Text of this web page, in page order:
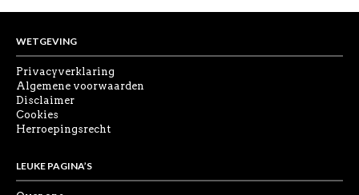
WETGEVING
Privacyverklaring
Algemene voorwaarden
Disclaimer
Cookies
Herroepingsrecht
LEUKE PAGINA’S